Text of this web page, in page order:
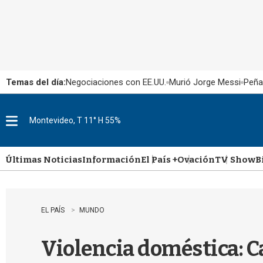
Temas del día:Negociaciones con EE.UU. Murió Jorge Messi
u
Montevideo, T 11° H 55%
Últimas NoticiasInformaciónEl País +OvaciónTV Show
EL PAÍS MUNDO
Violencia doméstica: